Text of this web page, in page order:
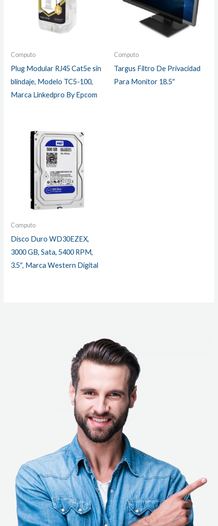
Computo
Plug Modular RJ45 Cat5e sin
blindaje, Modelo TC5-100,
Marca Linkedpro By Epcom
Computo
Targus Filtro De Privacidad
Para Monitor 18.5″
Computo
Disco Duro WD30EZEX,
3000 GB, Sata, 5400 RPM,
3.5″, Marca Western Digital